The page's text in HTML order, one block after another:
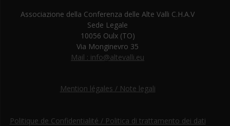
Associazione della Conferenza delle Alte Valli C.H.A.V
Sede Legale
10056 Oulx (TO)
Via Monginevro 35
Mail : info@altevalli.eu
Mention légales / Note legali
Politique de Confidentialité / Politica di trattamento dei dati